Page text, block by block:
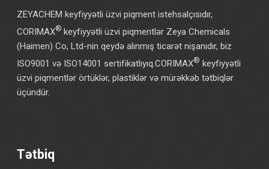
ZEYACHEM keyfiyyətli üzvi piqment istehsalçısıdır,
CORIMAX®keyfiyyətli üzvi piqmentlər Zeya Chemicals
(Haimen) Co, Ltd-nin qeydə alınmış ticarət nişanıdır, biz
ISO9001 və ISO14001 sertifikatlıyıq.CORIMAX® keyfiyyətli
üzvi piqmentlər örtüklər, plastiklər və mürəkkəb tətbiqlər
üçündür.
Tətbiq